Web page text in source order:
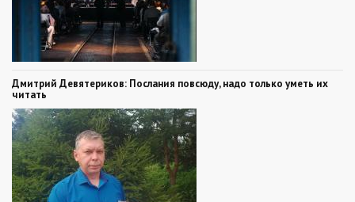
Дмитрий Девятериков: Послания повсюду, надо только уметь их
читать